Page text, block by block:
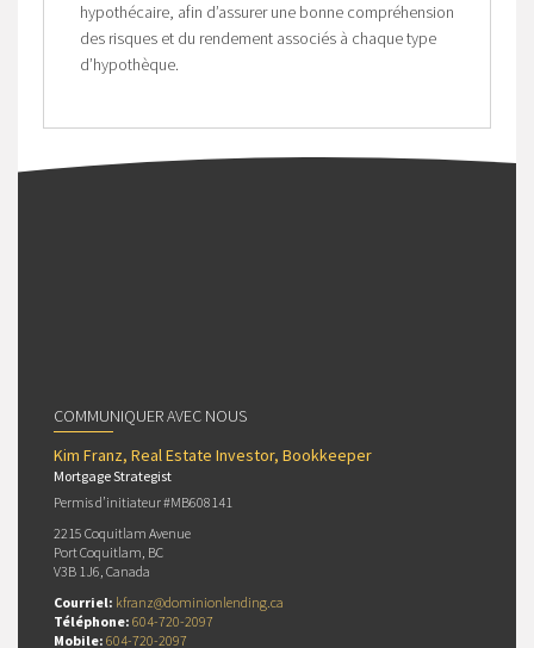
hypothécaire, afin d’assurer une bonne compréhension
des risques et du rendement associés à chaque type
d’hypothèque.
COMMUNIQUER AVEC NOUS
Kim Franz, Real Estate Investor, Bookkeeper
Mortgage Strategist
Permis d’initiateur #MB608141
2215 Coquitlam Avenue
Port Coquitlam, BC
V3B 1J6, Canada
Courriel: kfranz@dominionlending.ca
Téléphone: 604-720-2097
Mobile: 604-720-2097